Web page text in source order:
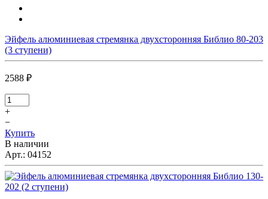
Эйфель алюминиевая стремянка двухсторонняя Библио 80-203
(3 ступени)
2588 ₽
+
−
Купить
В наличии
Арт.: 04152